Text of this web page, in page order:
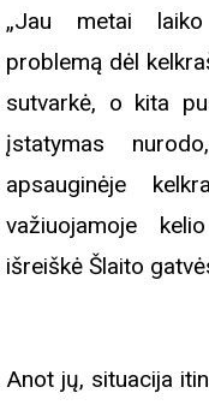
„Jau metai
problemą dėl
sutvarkė, o kita
įstatymas
apsauginėje
važiuojamoje
išreiškė Šlaito
Anot jų, situacija